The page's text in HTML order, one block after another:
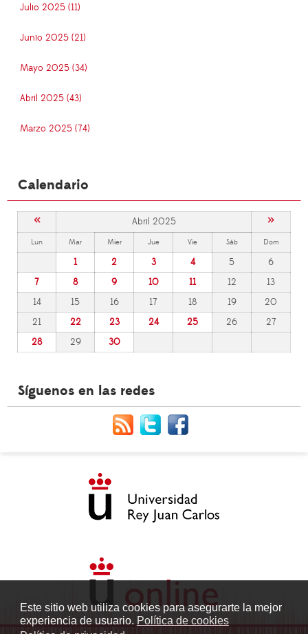
Este sitio web utiliza cookies para asegurarte la mejor
experiencia de usuario. Política de cookies
Julio 2025 (11)
Junio 2025 (21)
Mayo 2025 (34)
Abril 2025 (43)
Marzo 2025 (74)
Calendario
« Abril 2025 »
Lun Mar Mier Jue Vie Sáb Dom
1 2 3 4 5
6
7
8 9 10 11 12
13
14
15 16 17 18 19
20
21
22 23 24 25 26
27
28
29 30
Síguenos en las redes